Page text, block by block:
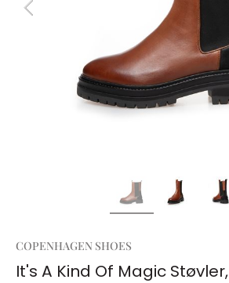
COPENHAGEN SHOES
It's A Kind Of Magic Støvler,